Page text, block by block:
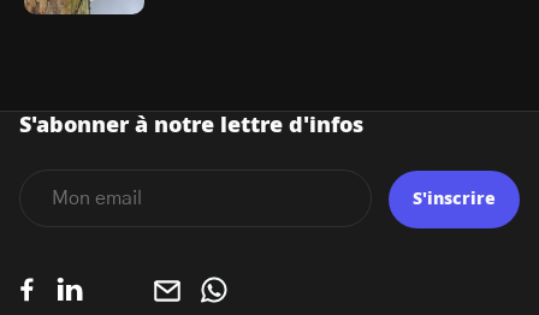
S'abonner à notre lettre d'infos
S'inscrire